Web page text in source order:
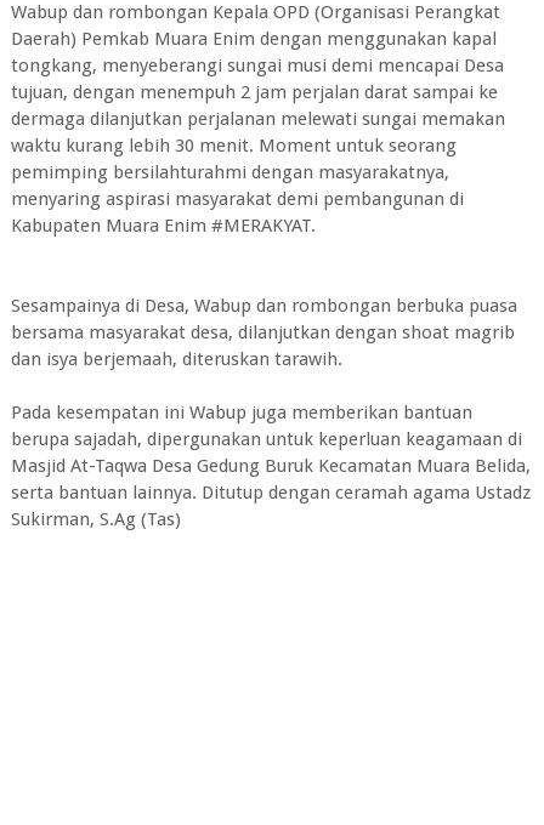
Wabup dan rombongan Kepala OPD (Organisasi Perangkat
Daerah) Pemkab Muara Enim dengan menggunakan kapal
tongkang, menyeberangi sungai musi demi mencapai Desa
tujuan, dengan menempuh 2 jam perjalan darat sampai ke
dermaga dilanjutkan perjalanan melewati sungai memakan
waktu kurang lebih 30 menit. Moment untuk seorang
pemimping bersilahturahmi dengan masyarakatnya,
menyaring aspirasi masyarakat demi pembangunan di
Kabupaten Muara Enim #MERAKYAT.
Sesampainya di Desa, Wabup dan rombongan berbuka puasa
bersama masyarakat desa, dilanjutkan dengan shoat magrib
dan isya berjemaah, diteruskan tarawih.
Pada kesempatan ini Wabup juga memberikan bantuan
berupa sajadah, dipergunakan untuk keperluan keagamaan di
Masjid At-Taqwa Desa Gedung Buruk Kecamatan Muara Belida,
serta bantuan lainnya. Ditutup dengan ceramah agama Ustadz
Sukirman, S.Ag (Tas)